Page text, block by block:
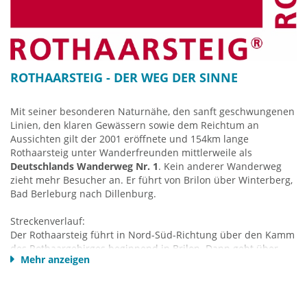
ROTHAARSTEIG - DER WEG DER SINNE
Mit seiner besonderen Naturnähe, den sanft geschwungenen
Linien, den klaren Gewässern sowie dem Reichtum an
Aussichten gilt der 2001 eröffnete und 154km lange
Rothaarsteig unter Wanderfreunden mittlerweile als
Deutschlands Wanderweg Nr. 1. Kein anderer Wanderweg
zieht mehr Besucher an. Er führt von Brilon über Winterberg,
Bad Berleburg nach Dillenburg.
Streckenverlauf:
Der Rothaarsteig führt in Nord-Süd-Richtung über den Kamm
des Rothaargebirges beginnend in Brilon. Dann geht über
Langenberg/Hochheide und vorbei an der Ruhrquelle nach
Mehr anzeigen